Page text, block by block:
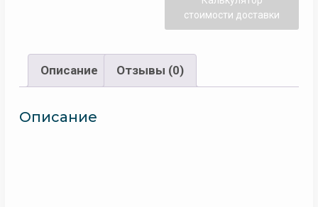
стоимости доставки
Описание Отзывы (0)
Описание